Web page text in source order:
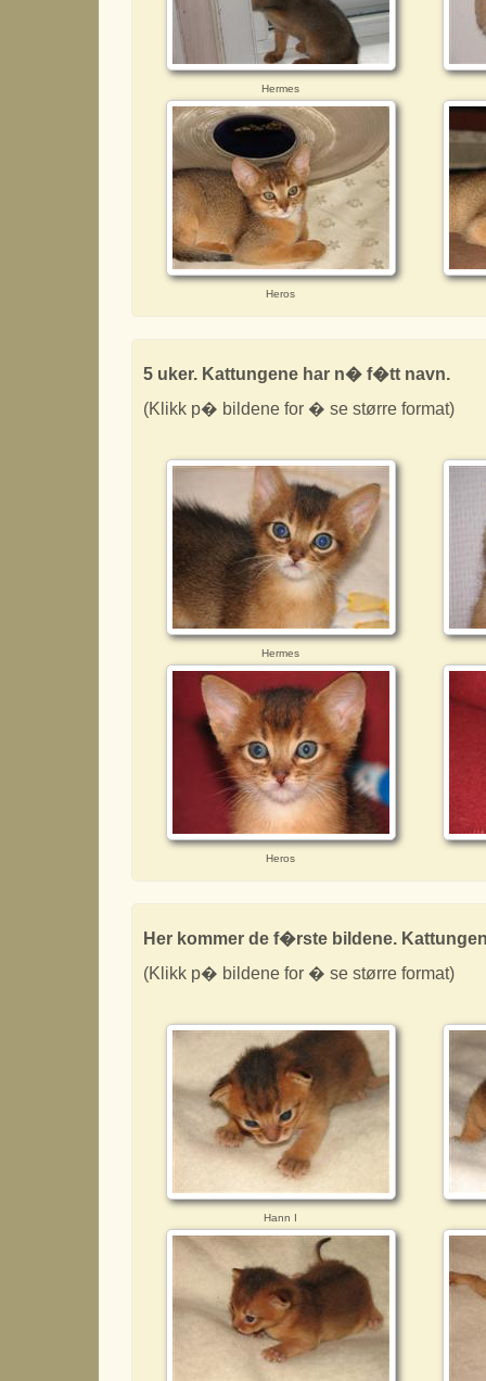
Hermes
Heros
5 uker. Kattungene har n� f�tt navn.
(Klikk p� bildene for � se større format)
Hermes
Heros
Her kommer de f�rste bildene.
(Klikk p� bildene for � se større format)
Hann I